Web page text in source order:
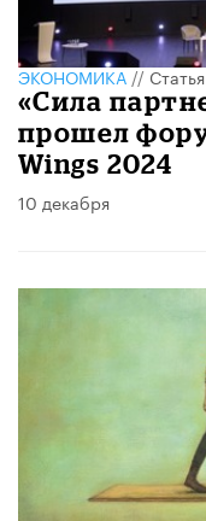
ЭКОНОМИКА//Статья
«Сила
прошел
Wings 2024
10 декабря